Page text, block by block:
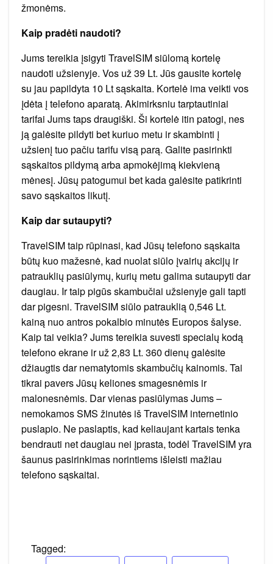
žmonėms.
Kaip pradėti naudoti?
Jums tereikia įsigyti TravelSIM siūlomą kortelę
naudoti užsienyje. Vos už 39 Lt. Jūs gausite kortelę
su jau papildyta 10 Lt sąskaita. Kortelė ima veikti vos
įdėta į telefono aparatą. Akimirksniu tarptautiniai
tarifai Jums taps draugiški. Ši kortelė itin patogi, nes
ją galėsite pildyti bet kuriuo metu ir skambinti į
užsienį tuo pačiu tarifu visą parą. Galite pasirinkti
sąskaitos pildymą arba apmokėjimą kiekvieną
mėnesį. Jūsų patogumui bet kada galėsite patikrinti
savo sąskaitos likutį.
Kaip dar sutaupyti?
TravelSIM taip rūpinasi, kad Jūsų telefono sąskaita
būtų kuo mažesnė, kad nuolat siūlo įvairių akcijų ir
patrauklių pasiūlymų, kurių metu galima sutaupyti dar
daugiau. Ir taip pigūs skambučiai užsienyje gali tapti
dar pigesni. TravelSIM siūlo patrauklią 0,546 Lt.
kainą nuo antros pokalbio minutės Europos šalyse.
Kaip tai veikia? Jums tereikia suvesti specialų kodą
telefono ekrane ir už 2,83 Lt. 360 dienų galėsite
džiaugtis dar nematytomis skambučių kainomis. Tai
tikrai pavers Jūsų keliones smagesnėmis ir
malonesnėmis. Dar vienas pasiūlymas Jums –
nemokamos SMS žinutės iš TravelSIM internetinio
puslapio. Ne paslaptis, kad keliaujant kartais tenka
bendrauti net daugiau nei įprasta, todėl TravelSIM yra
šaunus pasirinkimas norintiems išleisti mažiau
telefono sąskaitai.
Tagged: